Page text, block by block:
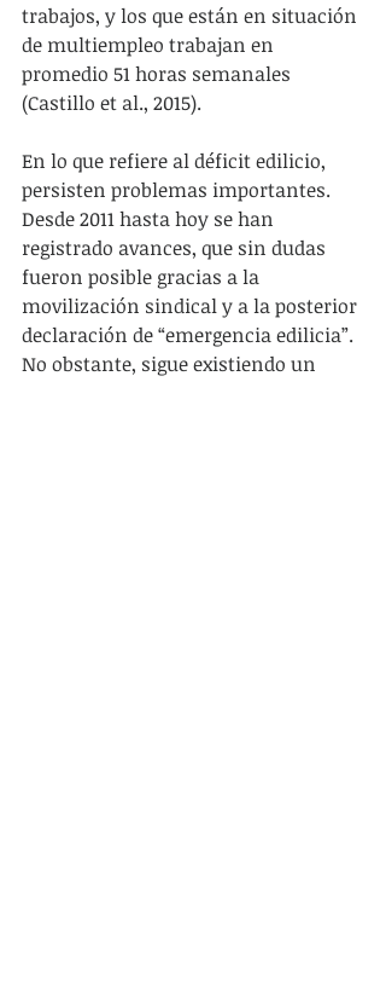
trabajos, y los que están en situación
de multiempleo trabajan en
promedio 51 horas semanales
(Castillo et al., 2015).
En lo que refiere al déficit edilicio,
persisten problemas importantes.
Desde 2011 hasta hoy se han
registrado avances, que sin dudas
fueron posible gracias a la
movilización sindical y a la posterior
declaración de “emergencia edilicia”.
No obstante, sigue existiendo un